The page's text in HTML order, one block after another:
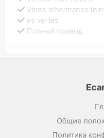
Vitres athermanes
es vertes
Полный привод
Общие
Политика